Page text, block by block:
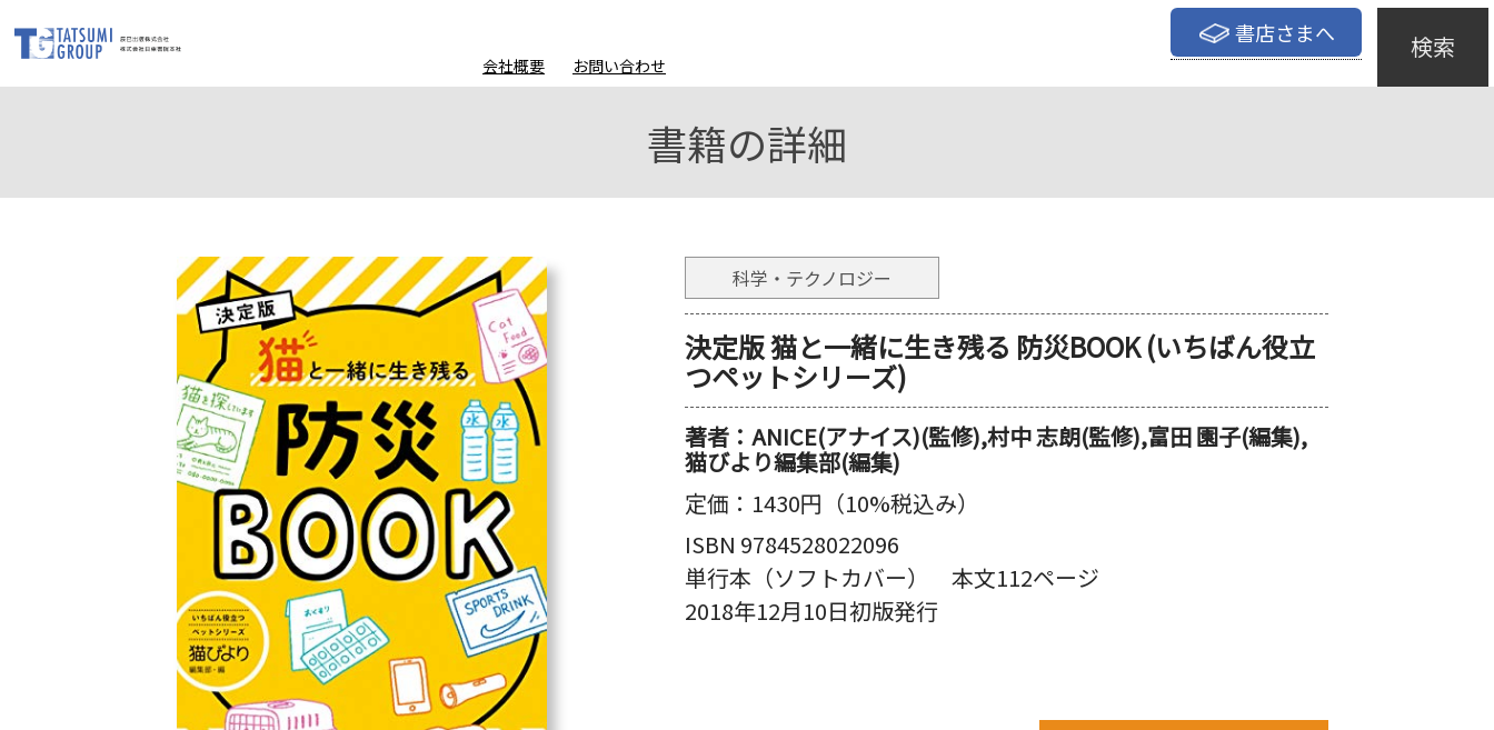
書店さまへ
会社概要 お問い合わせ
検索
書籍の詳細
科学・テクノロジー
決定版 猫と一緒に生き残る 防災BOOK (いちばん役立
つペットシリーズ)
著者：ANICE(アナイス)(監修),村中 志朗(監修),富田 園子(編集),
猫びより編集部(編集)
定価： 1430円（10%税込み）
ISBN 9784528022096
単行本（ソフトカバー） 本文112ページ
2018年12月10日初版発行